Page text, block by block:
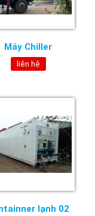
Máy Chiller
liên hệ
lạnh 02